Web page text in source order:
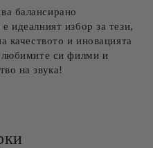
балансирано
идеалният избор за тези,
качеството и иновацията
любимите си филми и
на звука!